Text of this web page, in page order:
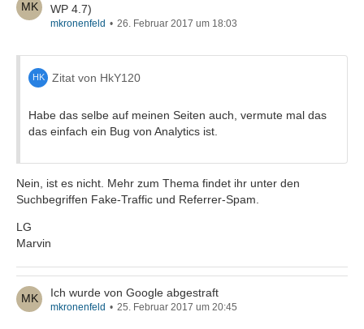
WP 4.7)
mkronenfeld 26. Februar 2017 um 18:03
Zitat von HkY120
Habe das selbe auf meinen Seiten auch, vermute mal das
das einfach ein Bug von Analytics ist.
Nein, ist es nicht. Mehr zum Thema findet ihr unter den
Suchbegriffen Fake-Traffic und Referrer-Spam.
LG
Marvin
Ich wurde von Google abgestraft
mkronenfeld 25. Februar 2017 um 20:45